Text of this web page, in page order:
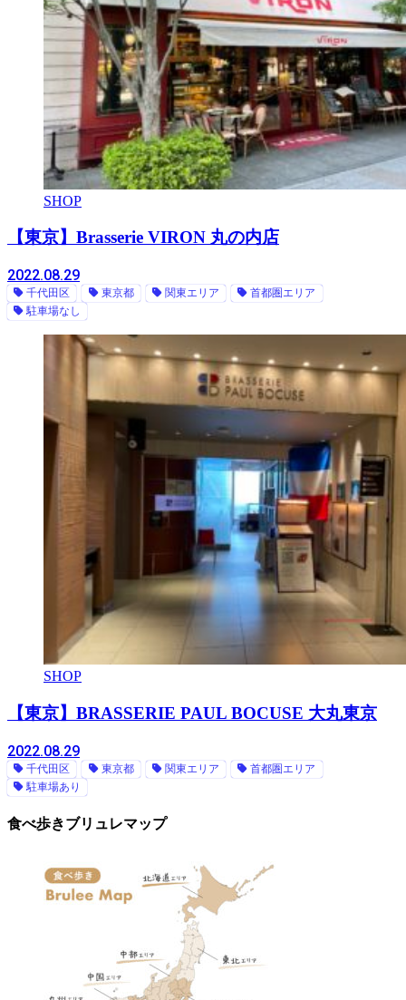
SHOP
【東京】Brasserie VIRON 丸の内店
2022.08.29
千代田区 東京都 関東エリア
首都圏エリア
駐車場なし
SHOP
【東京】BRASSERIE PAUL BOCUSE 大丸東京
2022.08.29
千代田区 東京都 関東エリア
首都圏エリア
駐車場あり
食べ歩きブリュレマップ